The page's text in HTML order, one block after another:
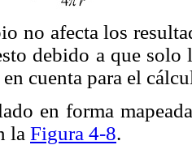
no afecta los
debido a que
en cuenta para el
en forma
la Figura 4-8.